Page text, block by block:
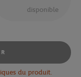
disponible
du produit.